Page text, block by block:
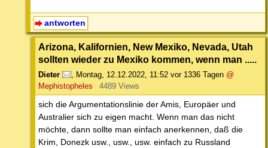
antworten
Arizona, Kalifornien, New Mexiko, Nevada, Utah
sollten wieder zu Mexiko kommen, wenn man .....
Dieter , Montag, 12.12.2022, 11:52 vor 1336 Tagen @
Mephistopheles
4489 Views
sich die Argumentationslinie der Amis, Europäer und
Australier sich zu eigen macht. Wenn man das nicht
möchte, dann sollte man einfach anerkennen, daß die
Krim, Donezk usw., usw., usw. einfach zu Russland